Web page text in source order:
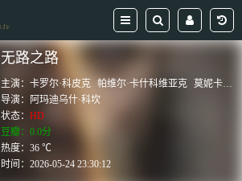
无路之路
主演：卡罗尔·科皮克 帕维尔·卡什科维亚克 莫妮卡·诺沃格罗兹卡
导演：
阿玛迪乌什·科坎
状态：HD
豆瓣：0.0分
热度：36 ℃
时间：2026-05-24 23:30:12